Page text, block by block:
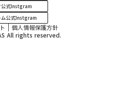
公式Instgram
ム公式Instgram
個人情報保護方針
All rights reserved.